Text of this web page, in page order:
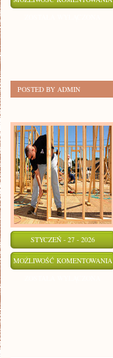
POSTED BY ADMIN
STYCZEŃ - 27 - 2026
MOŻLIWOŚĆ KOMENTOWANIA